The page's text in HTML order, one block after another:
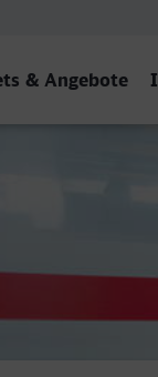
& Angebote
-